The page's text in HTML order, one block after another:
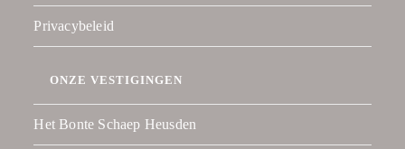
Privacybeleid
ONZE VESTIGINGEN
Het Bonte Schaep Heusden